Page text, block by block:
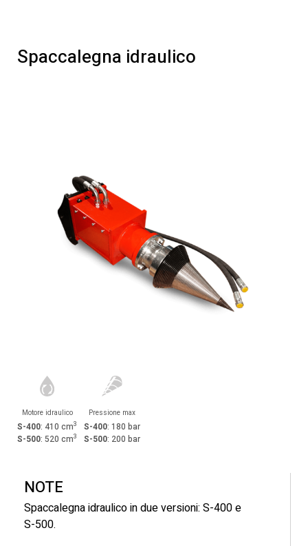
Spaccalegna idraulico
Motore idraulico
S-400: 410 cm3
S-500: 520 cm3
Pressione max
S-400: 180 bar
S-500: 200 bar
NOTE
Spaccalegna idraulico in due versioni: S-400 e
S-500.